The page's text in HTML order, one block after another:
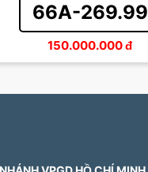
66A-269.99
150.000.000đ